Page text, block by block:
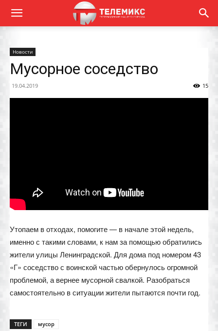
Новости
Мусорное соседство
19.04.2019 15
Утопаем в отходах, помогите — в начале этой недель,
именно с такими словами, к нам за помощью обратились
жители улицы Ленинградской. Для дома под номером 43
«Г» соседство с воинской частью обернулось огромной
проблемой, а вернее мусорной свалкой. Разобраться
самостоятельно в ситуации жители пытаются почти год.
ТЕГИ мусор